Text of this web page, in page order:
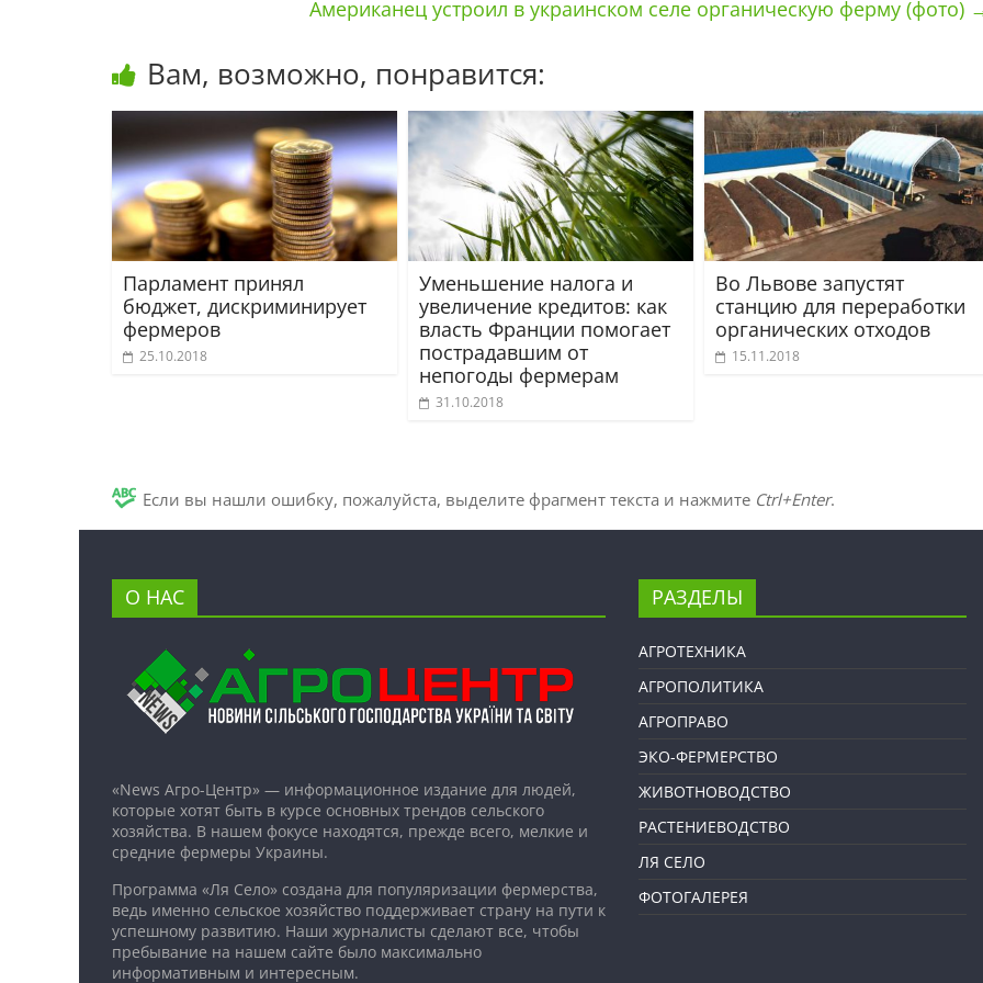
Американец устроил в украинском селе органическую ферму (фото)
Вам, возможно, понравится:
Парламент принял
бюджет, дискриминирует
фермеров
25.10.2018
Уменьшение налога и
увеличение кредитов: как
власть Франции помогает
пострадавшим от
непогоды фермерам
31.10.2018
Во Львове запустят
станцию для переработки
органических отходов
15.11.2018
Если вы нашли ошибку, пожалуйста, выделите фрагмент текста и нажмите Ctrl+Enter.
О НАС
«News Агро-Центр» — информационное издание для людей,
которые хотят быть в курсе основных трендов сельского
хозяйства. В нашем фокусе находятся, прежде всего, мелкие и
средние фермеры Украины.
Программа «Ля Село» создана для популяризации фермерства,
ведь именно сельское хозяйство поддерживает страну на пути к
успешному развитию. Наши журналисты сделают все, чтобы
пребывание на нашем сайте было максимально
информативным и интересным.
РАЗДЕЛЫ
АГРОТЕХНИКА
АГРОПОЛИТИКА
АГРОПРАВО
ЭКО-ФЕРМЕРСТВО
ЖИВОТНОВОДСТВО
РАСТЕНИЕВОДСТВО
ЛЯ СЕЛО
ФОТОГАЛЕРЕЯ